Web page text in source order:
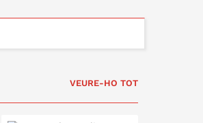
VEURE-HO TOT